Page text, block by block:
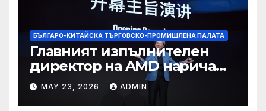
БЪЛГАРО-КИТАЙСКА ТЪРГОВСКО-ПРОМИШЛЕНА ПАЛАТА
Главният изпълнителен
директор на AMD нарича
Китай най-динамичната AI
екосистема в света
MAY 23, 2026 ADMIN